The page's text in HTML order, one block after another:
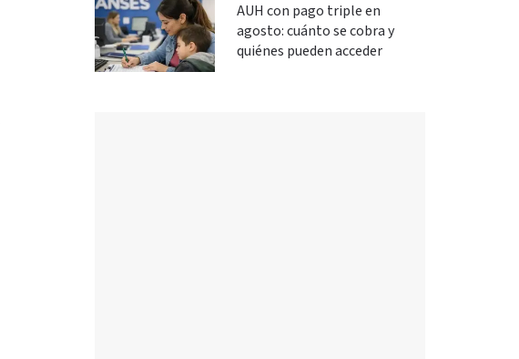
AUH con pago triple en
agosto: cuánto se cobra y
quiénes pueden acceder